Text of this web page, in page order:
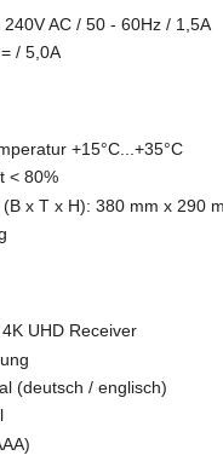
AC / 50 - 60Hz / 1,5A
/ 5,0A
+15°C...+35°C
< 80%
x T x H): 380 mm x 290
UHD Receiver
(deutsch / englisch)